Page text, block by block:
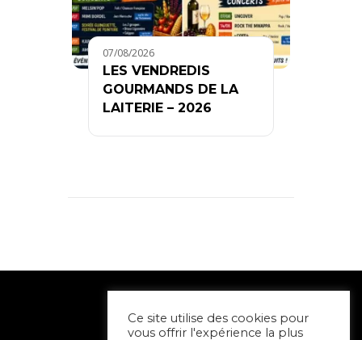
07/08/2026
LES VENDREDIS
GOURMANDS DE LA
LAITERIE – 2026
Ce site utilise des cookies pour
vous offrir l'expérience la plus